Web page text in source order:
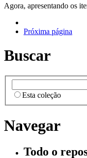
Agora, apresentando os
Próxima página
Buscar
Esta coleção
Navegar
Todo o